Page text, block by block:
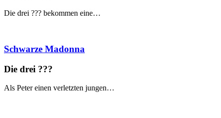
Die drei ??? bekommen eine…
Schwarze Madonna
Die drei ???
Als Peter einen verletzten jungen…